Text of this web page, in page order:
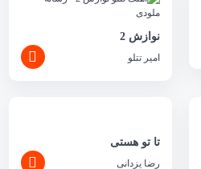
نوازش 2
امیر تتلو
تا تو هستی
رضا یزدانی